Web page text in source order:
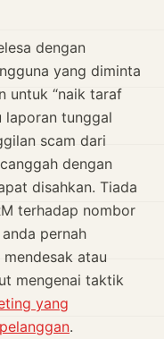
dengan
yang diminta
untuk “naik taraf
laporan tunggal
scam dari
dengan
disahkan. Tiada
terhadap nombor
pernah
atau
mengenai taktik
yang
.